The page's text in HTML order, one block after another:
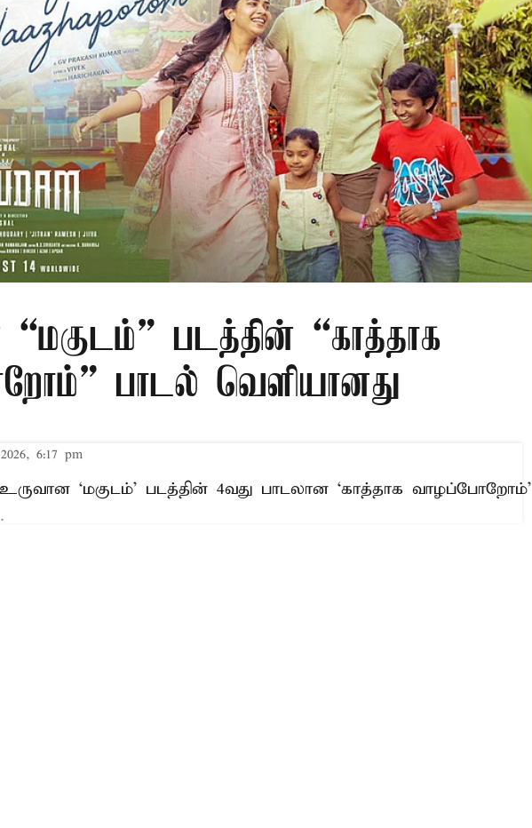
“மகுடம்” படத்தின் “காத்தாக
பாடல் வெளியானது
6:17 pm
‘மகுடம்’ படத்தின் 4வது பாடலான ‘காத்தாக வாழப்போறோம்’